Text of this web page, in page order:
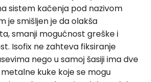
sistem kačenja pod nazivom
je smišljen je da olakša
smanji mogućnost greške i
Isofix ne zahteva fiksiranje
nego u samoj šasiji ima dve
kuke koje se mogu